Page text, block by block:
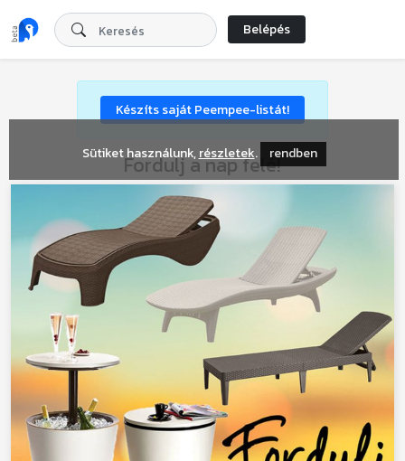
Sütiket használunk,részletek. rendben
Belépés
Készíts saját Peempee-listát!
Fordulj a nap felé!